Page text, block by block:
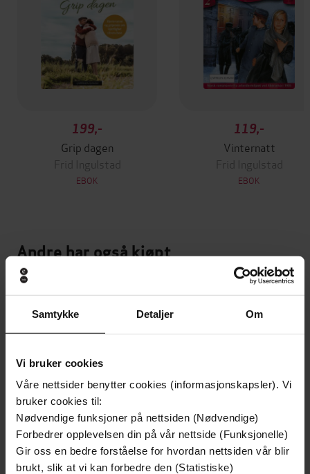
Samtykke Detaljer Om
Vi bruker cookies
Våre nettsider benytter cookies (informasjonskapsler). Vi
bruker cookies til:
Nødvendige funksjoner på nettsiden (Nødvendige)
Forbedrer opplevelsen din på vår nettside (Funksjonelle)
Gir oss en bedre forståelse for hvordan nettsiden vår blir
brukt, slik at vi kan forbedre den (Statistiske)
199,-
Grip dagen
Frid Ingulstad
EBOK
119,-
Vinternatt
Frid Ingulstad
EBOK
Andre har også kjøpt